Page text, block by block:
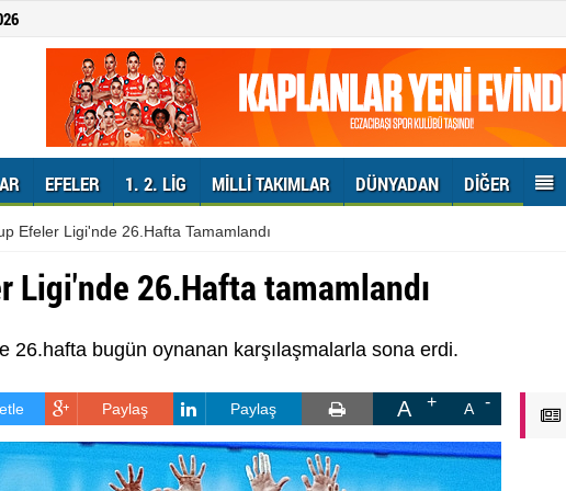
EFELER 1. 2. LIG MILLI TAKIMLAR DÜNYADAN DIĞER
Efeler Ligi'nde 26.Hafta Tamamlandı
Ligi'nde 26.Hafta tamamlandı
26.hafta bugün oynanan karşılaşmalarla sona erdi.
Paylaş Paylaş A A